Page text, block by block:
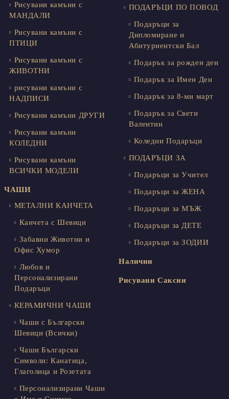
Рисувани камъни с
МАНДАЛИ
Рисувани камъни с
ПТИЦИ
Рисувани камъни с
ЖИВОТНИ
рисувани камъни с
НАДПИСИ
Рисувани камъни ДРУГИ
Рисувани камъни
КОЛЕДНИ
Рисувани камъни
ВСИЧКИ МОДЕЛИ
ЧАШИ
МЕТАЛНИ КАНЧЕТА
Канчета с Шевици
Забавни Животни и
Офис Хумор
Любов и
Персонализирани
Подаръци
КЕРАМИЧНИ ЧАШИ
Чаши с Български
Шевици (Всички)
Чаши Български
Символи: Канатица,
Глаголица и Розетата
Персонализирани Чаши
ПОДАРЪЦИ ПО ПОВОД
Подаръци за
Дипломиране и
Абитуриентски Бал
Подарък за рожден ден
Подарък за Имен Ден
Подарък за 8-ми март
Подарък за Свети
Валентин
Коледни Подаръци
ПОДАРЪЦИ ЗА
Подаръци за Учител
Подаръци за ЖЕНА
Подаръци за МЪЖ
Подаръци за ДЕТЕ
Подаръци за ЗОДИИ
Налични
Рисувани Саксии